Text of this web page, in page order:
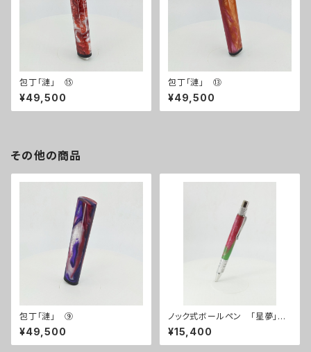
包丁「漣」 ⑮
¥49,500
包丁「漣」 ⑬
¥49,500
その他の商品
包丁「漣」 ⑨
¥49,500
ノック式ボールペン 「星夢」そ
の１
¥15,400